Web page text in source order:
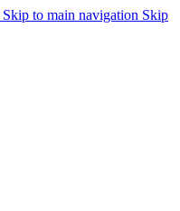
Skip to main navigation Skip